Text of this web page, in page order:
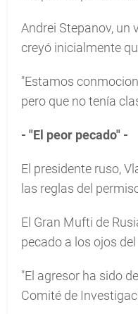
Andrei Stepanov, un
creyó inicialmente
"Estamos
pero que no tenía
- "El peor pecado" -
El presidente ruso,
las reglas del
El Gran Mufti de
pecado a los ojos
"El agresor ha sido
Comité de